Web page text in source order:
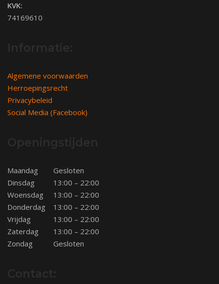
KVK:
74169610
Algemene voorwaarden
Herroepingsrecht
Privacybeleid
Social Media (Facebook)
Maandag
Gesloten
Dinsdag
13:00 – 22:00
Woensdag
13:00 – 22:00
Donderdag
13:00 – 22:00
Vrijdag
13:00 – 22:00
Zaterdag
13:00 – 22:00
Zondag
Gesloten